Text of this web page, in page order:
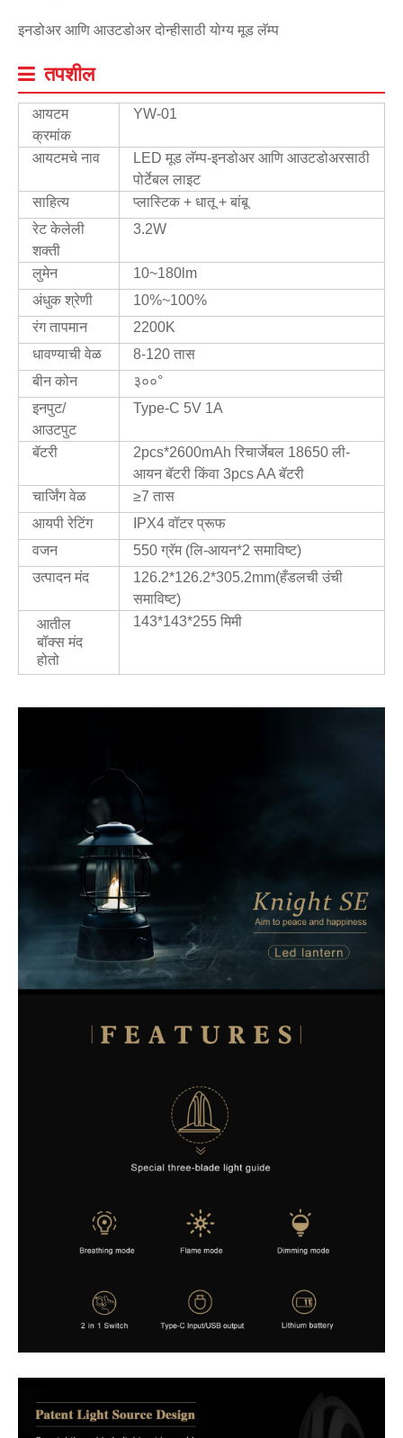
इनडोअर आणि आउटडोअर दोन्हीसाठी योग्य मूड लॅम्प
तपशील
आयटम
क्रमांक
YW-01
आयटमचे नाव
LED मूड लॅम्प-इनडोअर आणि आउटडोअरसाठी
पोर्टेबल लाइट
साहित्य
प्लास्टिक + धातू + बांबू
रेट केलेली
शक्ती
3.2W
लुमेन
10~180lm
अंधुक श्रेणी
10%~100%
रंग तापमान
2200K
धावण्याची वेळ
8-120 तास
बीन कोन
३००°
इनपुट/
आउटपुट
Type-C 5V 1A
बॅटरी
2pcs*2600mAh रिचार्जेबल 18650 ली-
आयन बॅटरी किंवा 3pcs AA बॅटरी
चार्जिंग वेळ
≥7 तास
आयपी रेटिंग
IPX4 वॉटर प्रूफ
वजन
550 ग्रॅम (लि-आयन*2 समाविष्ट)
उत्पादन मंद
126.2*126.2*305.2mm(हँडलची उंची
समाविष्ट)
आतील
बॉक्स मंद
होतो
143*143*255 मिमी